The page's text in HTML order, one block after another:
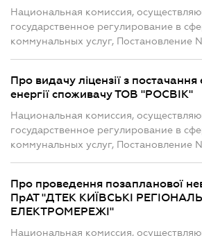
Национальная комиссия,
государственное регулирование в
коммунальных услуг, Постановление
Про видачу ліцензії з постачання
енергії споживачу ТОВ "РОСВІК"
Национальная комиссия,
государственное регулирование в
коммунальных услуг, Постановление
Про проведення позапланової
ПрАТ "ДТЕК КИЇВСЬКІ
ЕЛЕКТРОМЕРЕЖІ"
Национальная комиссия,